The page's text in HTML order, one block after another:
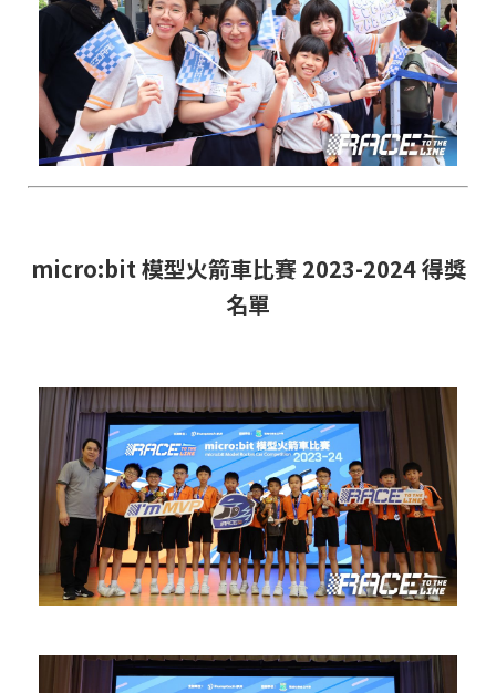
micro:bit 模型火箭車比賽 2023-2024 得獎
名單